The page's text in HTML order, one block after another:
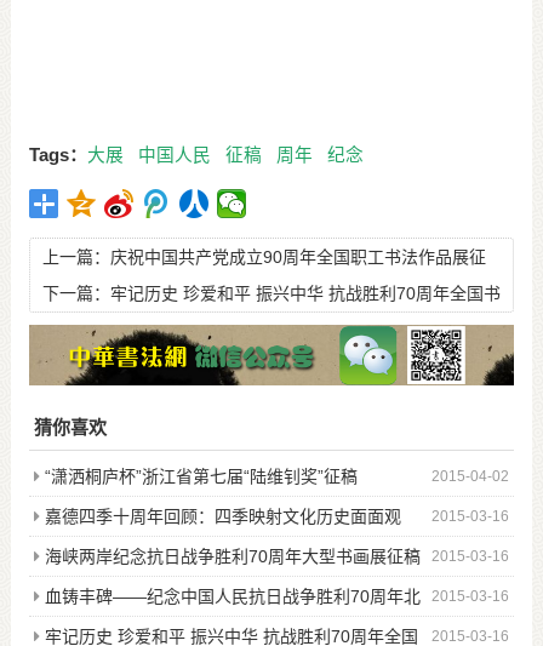
Tags： 大展 中国人民 征稿 周年 纪念
上一篇： 庆祝中国共产党成立90周年全国职工书法作品展征
稿启事
下一篇： 牢记历史 珍爱和平 振兴中华 抗战胜利70周年全国书
画邀请展征稿
猜你喜欢
2015-04-02
“潇洒桐庐杯”浙江省第七届“陆维钊奖”征稿
2015-03-16
嘉德四季十周年回顾：四季映射文化历史面面观
2015-03-16
海峡两岸纪念抗日战争胜利70周年大型书画展征稿
2015-03-16
血铸丰碑——纪念中国人民抗日战争胜利70周年北
京邀请展征稿
2015-03-16
牢记历史 珍爱和平 振兴中华 抗战胜利70周年全国